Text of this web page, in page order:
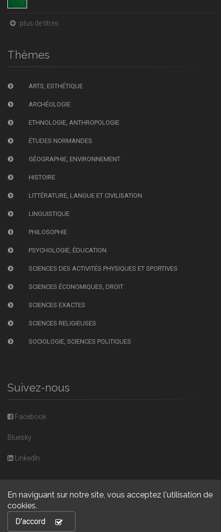
En naviguant sur notre site, vous acceptez l'utilisation de
cookies.
D'accord
plus de titres
Thèmes
ARTS, ESTHÉTIQUE
ARCHÉOLOGIE
ETHNOLOGIE, ANTHROPOLOGIE
ÉTUDES NORMANDES
GÉOGRAPHIE, ENVIRONNEMENT
HISTOIRE
LITTÉRATURE, LANGUE ET CIVILISATION
LINGUISTIQUE
PHILOSOPHIE
PSYCHOLOGIE, ÉDUCATION
SCIENCES DES ACTIVITÉS PHYSIQUES ET SPORTIVES
SCIENCES ÉCONOMIQUES, DROIT
SCIENCES EXACTES
SCIENCES RELIGIEUSES
SOCIOLOGIE, SCIENCES POLITIQUES
Suivez-nous
Facebook
Bluesky
LinkedIn